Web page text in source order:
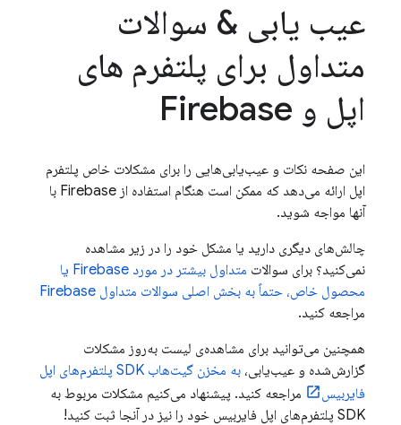
عیب یابی & سوالات
متداول برای پلتفرم های
اپل و Firebase
این صفحه نکات و عیب‌یابی‌هایی را برای مشکلات خاص پلتفرم
اپل ارائه می‌دهد که ممکن است هنگام استفاده از Firebase با
آنها مواجه شوید.
چالش‌های دیگری دارید یا مشکل خود را در زیر مشاهده
نمی‌کنید؟ برای سوالات
متداول بیشتر در مورد Firebase یا
محصول خاص، حتماً به بخش اصلی سوالات متداول Firebase
مراجعه کنید.
همچنین می‌توانید برای مشاهده‌ی لیست به‌روز مشکلات
گزارش‌شده و عیب‌یابی،
به مخزن گیت‌هاب SDK پلتفرم‌های اپل
فایربیس
مراجعه کنید. پیشنهاد می‌کنیم مشکلات مربوط به
SDK پلتفرم‌های اپل فایربیس خود را نیز در آنجا ثبت کنید!